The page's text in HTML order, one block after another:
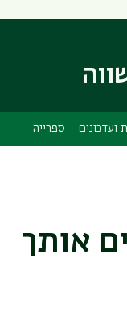
ועדכונים ספרייה
אותך